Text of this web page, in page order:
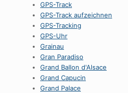
GPS-Track
GPS-Track aufzeichnen
GPS-Tracking
GPS-Uhr
Grainau
Gran Paradiso
Grand Ballon d'Alsace
Grand Capucin
Grand Palace